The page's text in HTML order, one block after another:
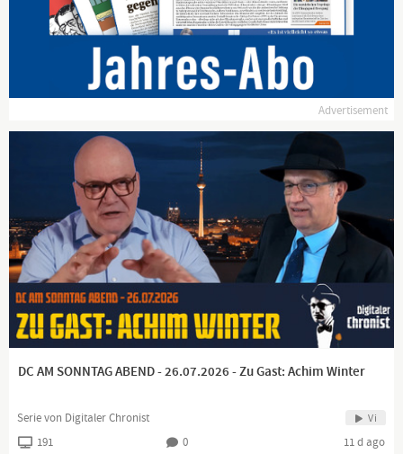
Advertisement
DC AM SONNTAG ABEND - 26.07.2026 - Zu Gast: Achim Winter
Serie von Digitaler Chronist Vi
191 0 11 d ago